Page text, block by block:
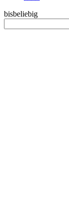
bisbeliebig